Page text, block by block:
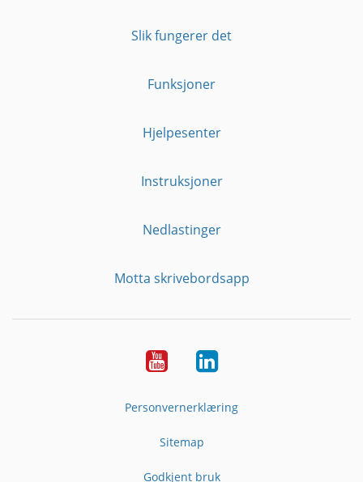
Slik fungerer det
Funksjoner
Hjelpesenter
Instruksjoner
Nedlastinger
Motta skrivebordsapp
YouTubeLinkedin
Personvernerklæring
Sitemap
Godkjent bruk